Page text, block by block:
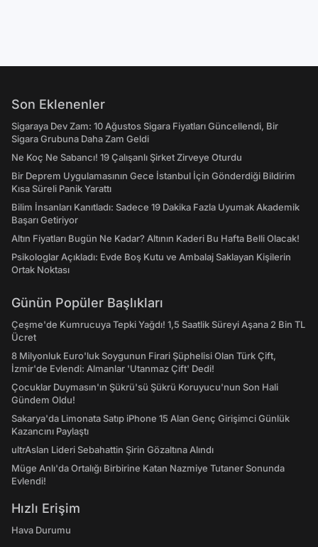
Son Eklenenler
Sigaraya Dev Zam: 10 Ağustos Sigara Fiyatları Güncellendi, Bir
Sigara Grubuna Daha Zam Geldi
Ne Koç Ne Sabancı! 19 Çalışanlı Şirket Zirveye Oturdu
Bir Deprem Uygulamasının Gece İstanbul İçin Gönderdiği Bildirim
Kısa Süreli Panik Yarattı
Bilim İnsanları Kanıtladı: Sadece 19 Dakika Fazla Uyumak Akademik
Başarı Getiriyor
Altın Fiyatları Bugün Ne Kadar? Altının Kaderi Bu Hafta Belli Olacak!
Psikologlar Açıkladı: Evde Boş Kutu ve Ambalaj Saklayan Kişilerin
Ortak Noktası
Günün Popüler Başlıkları
Çeşme'de Kumrucuya Tepki Yağdı! 1,5 Saatlik Süreyi Aşana 2 Bin TL
Ücret
8 Milyonluk Euro'luk Soygunun Firari Şüphelisi Olan Türk Çift,
İzmir'de Evlendi: Almanlar 'Utanmaz Çift' Dedi!
Çocuklar Duymasın'ın Şükrü'sü Şükrü Koruyucu'nun Son Hali
Gündem Oldu!
Sakarya'da Limonata Satıp iPhone 15 Alan Genç Girişimci Günlük
Kazancını Paylaştı
ultrAslan Lideri Sebahattin Şirin Gözaltına Alındı
Müge Anlı'da Ortalığı Birbirine Katan Nazmiye Tutaner Sonunda
Evlendi!
Hızlı Erişim
Hava Durumu